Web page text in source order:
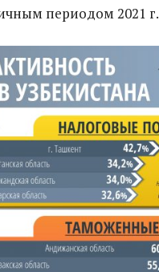
периодом 2021 г.